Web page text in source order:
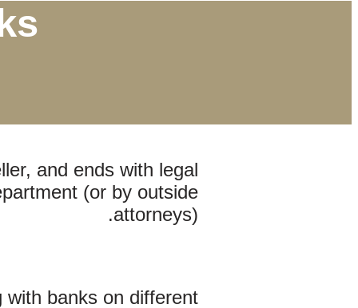
and ends with legal
(or by outside
attorneys).
with banks on different